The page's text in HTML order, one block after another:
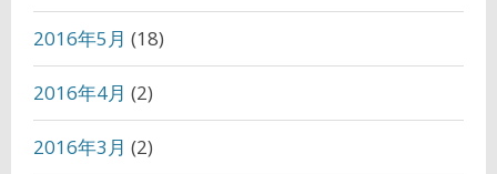
2016年5月 (18)
2016年4月 (2)
2016年3月 (2)